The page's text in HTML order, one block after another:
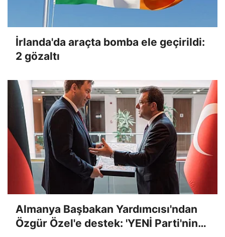
İrlanda'da araçta bomba ele geçirildi:
2 gözaltı
Almanya Başbakan Yardımcısı'ndan
Özgür Özel'e destek: 'YENİ Parti'nin